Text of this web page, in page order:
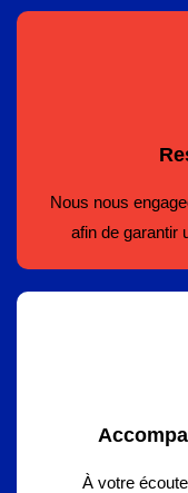
Nous nous
afin de garantir
À votre